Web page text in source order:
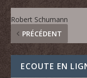
Robert Schumann
PRÉCÉDENT
ECOUTE EN